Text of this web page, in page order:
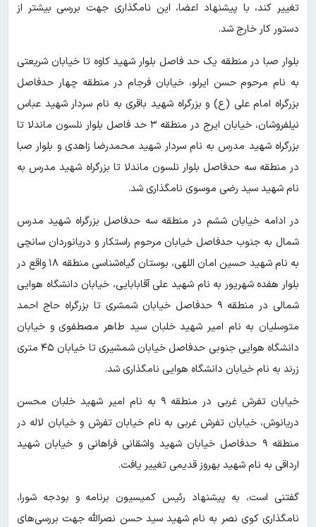
تغییر کند، با پیشنهاد اعضا، این نامگذاری جهت بررسی بیشتر از
دستور کار خارج شد.
بلوار صبا در منطقه یک حد فاصل بلوار شهید کاوه تا خیابان شریعتی
به نام مرحوم حسن ایرلو، خیابان فرجام در منطقه چهار حدفاصل
بزرگراه امام علی (ع) و بزرگراه شهید باقری به نام سردار شهید عباس
نیلفروشان، خیابان ایرج در منطقه ۳ حد فاصل بلوار نلسون ماندلا تا
بزرگراه شهید مدرس به نام سردار شهید محمدرضا زاهدی و بلوار صبا
در منطقه سه حدفاصل بلوار نلسون ماندلا تا بزرگراه شهید مدرس به
نام شهید سید رضی موسوی نامگذاری شد.
در ادامه خیابان ششم در منطقه سه حدفاصل بزرگراه شهید مدرس
شمال به جنوب حدفاصل خیابان مرحوم راستکار و دریانوردان سانچی
به نام شهید حسین امان اللهی، بوستان گیاه‌شناسی منطقه ۱۸ واقع در
بلوار هفده شهریور به نام شهید علی آقابابایی، خیابان دانشگاه هوایی
شمالی در منطقه ۹ حدفاصل خیابان شمشری تا بزرگراه حاج احمد
متوسلیان به نام امیر شهید خلبان سید طاهر مصطفوی و خیابان
دانشگاه هوایی جنوبی حدفاصل خیابان شمشیری تا خیابان ۴۵ متری
زرند به نام خیابان دانشگاه هوایی نامگذاری شد.
خیابان تفرش غربی در منطقه ۹ به نام امیر شهید خلبان محسن
دریانوش، خیابان تفرش غربی به نام خیابان تفرش و خیابان لاله در
منطقه ۹ حدفاصل خیابان شهید واشقانی فراهانی و خیابان شهید
ارداقی به نام شهید بهروز قدیمی تغییر یافت.
گفتنی است، به پیشنهاد رئیس کمیسیون برنامه و بودجه شورا،
نامگذاری کوی نصر به نام شهید سید حسن نصرالله جهت بررسی‌های